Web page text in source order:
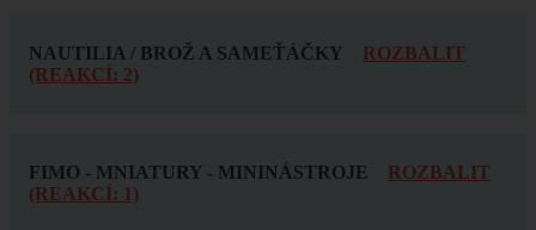
NAUTILIA / BROŽ A SAMEŤÁČKY
ROZBALIT
(REAKCÍ: 2)
FIMO - MNIATURY - MININÁSTROJE
ROZBALIT
(REAKCÍ: 1)